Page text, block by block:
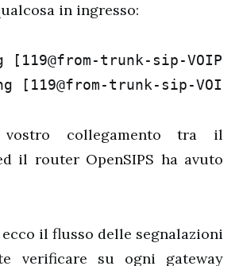
in ingresso:
trunk-sip-
[119@from-trunk-sip-
collegamento tra il
il router OpenSIPS ha avuto
il flusso delle segnalazioni
verificare su ogni gateway